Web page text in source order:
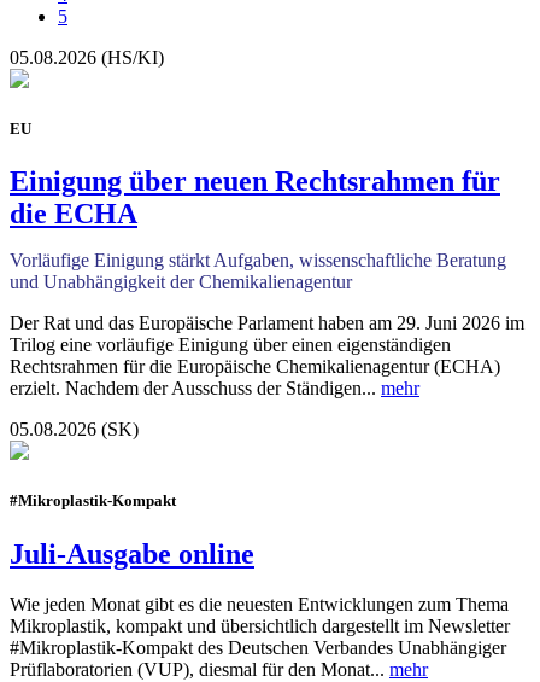
5
05.08.2026 (HS/KI)
EU
Einigung über neuen Rechtsrahmen für
die ECHA
Vorläufige Einigung stärkt Aufgaben, wissenschaftliche Beratung
und Unabhängigkeit der Chemikalienagentur
Der Rat und das Europäische Parlament haben am 29. Juni 2026 im
Trilog eine vorläufige Einigung über einen eigenständigen
Rechtsrahmen für die Europäische Chemikalienagentur (ECHA)
erzielt. Nachdem der Ausschuss der Ständigen... mehr
05.08.2026 (SK)
#Mikroplastik-Kompakt
Juli-Ausgabe online
Wie jeden Monat gibt es die neuesten Entwicklungen zum Thema
Mikroplastik, kompakt und übersichtlich dargestellt im Newsletter
#Mikroplastik-Kompakt des Deutschen Verbandes Unabhängiger
Prüflaboratorien (VUP), diesmal für den Monat... mehr